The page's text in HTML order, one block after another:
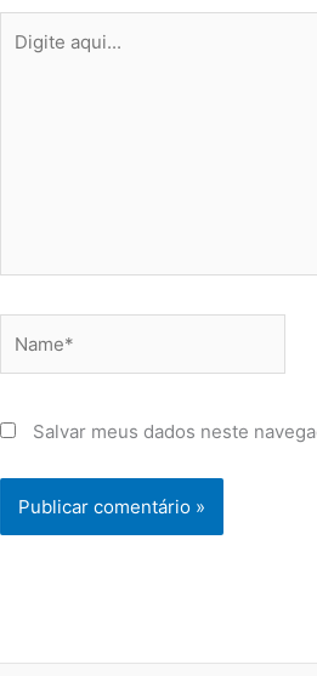
aqui...
Salvar meus dados neste